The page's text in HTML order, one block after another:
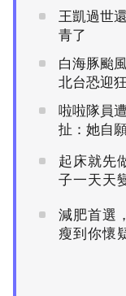
王凱過世
青了
白海豚颱
北台恐迎
啦啦隊員
扯：她自
起床就先
子一天天
減肥首選
瘦到你懷